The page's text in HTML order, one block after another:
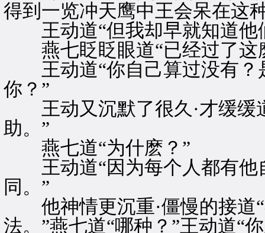
得到一览冲天鹰中王会呆在这
王动道“但我却早就知道他
燕七眨眨眼道“已经过了这
王动道“你自己算过没有？
你？”
王动又沉默了很久·才缓缓
助。”
燕七道“为什麽？”
王动道“因为每个人都有他
同。”
他神情更沉重·僵慢的接道“
法。”燕七道“哪种？”王动道“